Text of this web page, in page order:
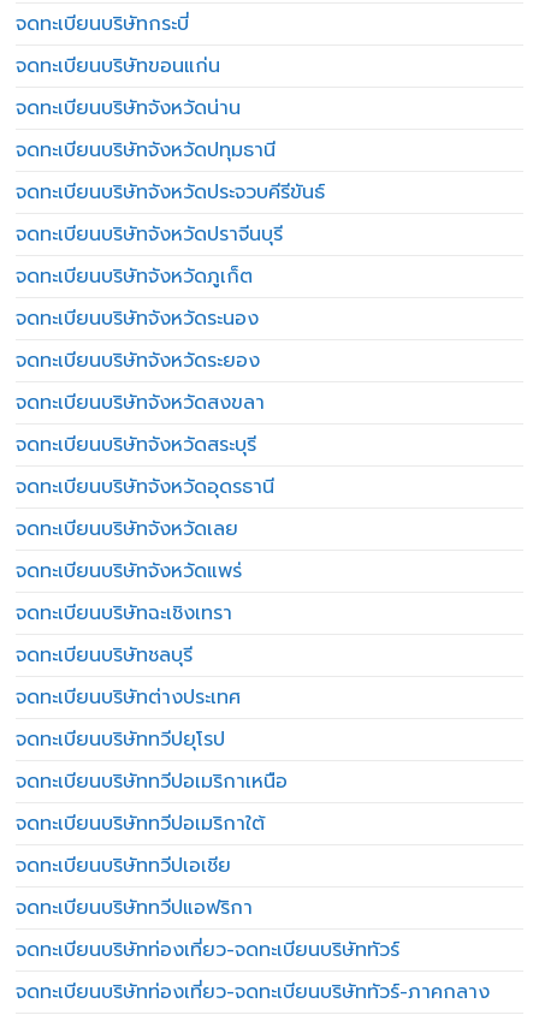
จดทะเบียนบริษัทกระบี่
จดทะเบียนบริษัทขอนแก่น
จดทะเบียนบริษัทจังหวัดน่าน
จดทะเบียนบริษัทจังหวัดปทุมธานี
จดทะเบียนบริษัทจังหวัดประจวบคีรีขันธ์
จดทะเบียนบริษัทจังหวัดปราจีนบุรี
จดทะเบียนบริษัทจังหวัดภูเก็ต
จดทะเบียนบริษัทจังหวัดระนอง
จดทะเบียนบริษัทจังหวัดระยอง
จดทะเบียนบริษัทจังหวัดสงขลา
จดทะเบียนบริษัทจังหวัดสระบุรี
จดทะเบียนบริษัทจังหวัดอุดรธานี
จดทะเบียนบริษัทจังหวัดเลย
จดทะเบียนบริษัทจังหวัดแพร่
จดทะเบียนบริษัทฉะเชิงเทรา
จดทะเบียนบริษัทชลบุรี
จดทะเบียนบริษัทต่างประเทศ
จดทะเบียนบริษัททวีปยุโรป
จดทะเบียนบริษัททวีปอเมริกาเหนือ
จดทะเบียนบริษัททวีปอเมริกาใต้
จดทะเบียนบริษัททวีปเอเชีย
จดทะเบียนบริษัททวีปแอฟริกา
จดทะเบียนบริษัทท่องเที่ยว-จดทะเบียนบริษัททัวร์
จดทะเบียนบริษัทท่องเที่ยว-จดทะเบียนบริษัททัวร์-ภาคกลาง